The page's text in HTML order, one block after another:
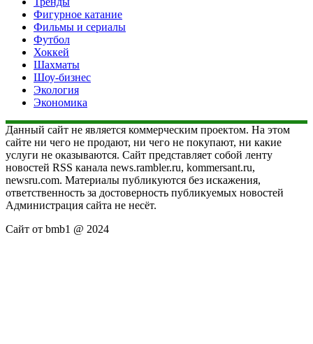
Фигурное катание
Фильмы и сериалы
Футбол
Хоккей
Шахматы
Шоу-бизнес
Экология
Экономика
Данный сайт не является коммерческим проектом. На этом
сайте ни чего не продают, ни чего не покупают, ни какие
услуги не оказываются. Сайт представляет собой ленту
новостей RSS канала news.rambler.ru, kommersant.ru,
newsru.com. Материалы публикуются без искажения,
ответственность за достоверность публикуемых новостей
Администрация сайта не несёт.
Сайт от bmb1 @ 2024